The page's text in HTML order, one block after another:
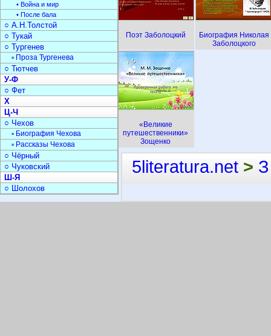
Поэт Заболоцкий
Биография Николая
Заболоцкого
«Великие
путешественники»
Зощенко
• Война и мир
• После бала
○ А.Н.Толстой
○ Тукай
○ Тургенев
▫ Проза Тургенева
○ Тютчев
У-Ф
○ Фет
Х
Ц-Ч
○ Чехов
▫ Биография Чехова
▫ Рассказы Чехова
○ Чёрный
○ Чуковский
Ш-Я
○ Шолохов
5literatura.net > З